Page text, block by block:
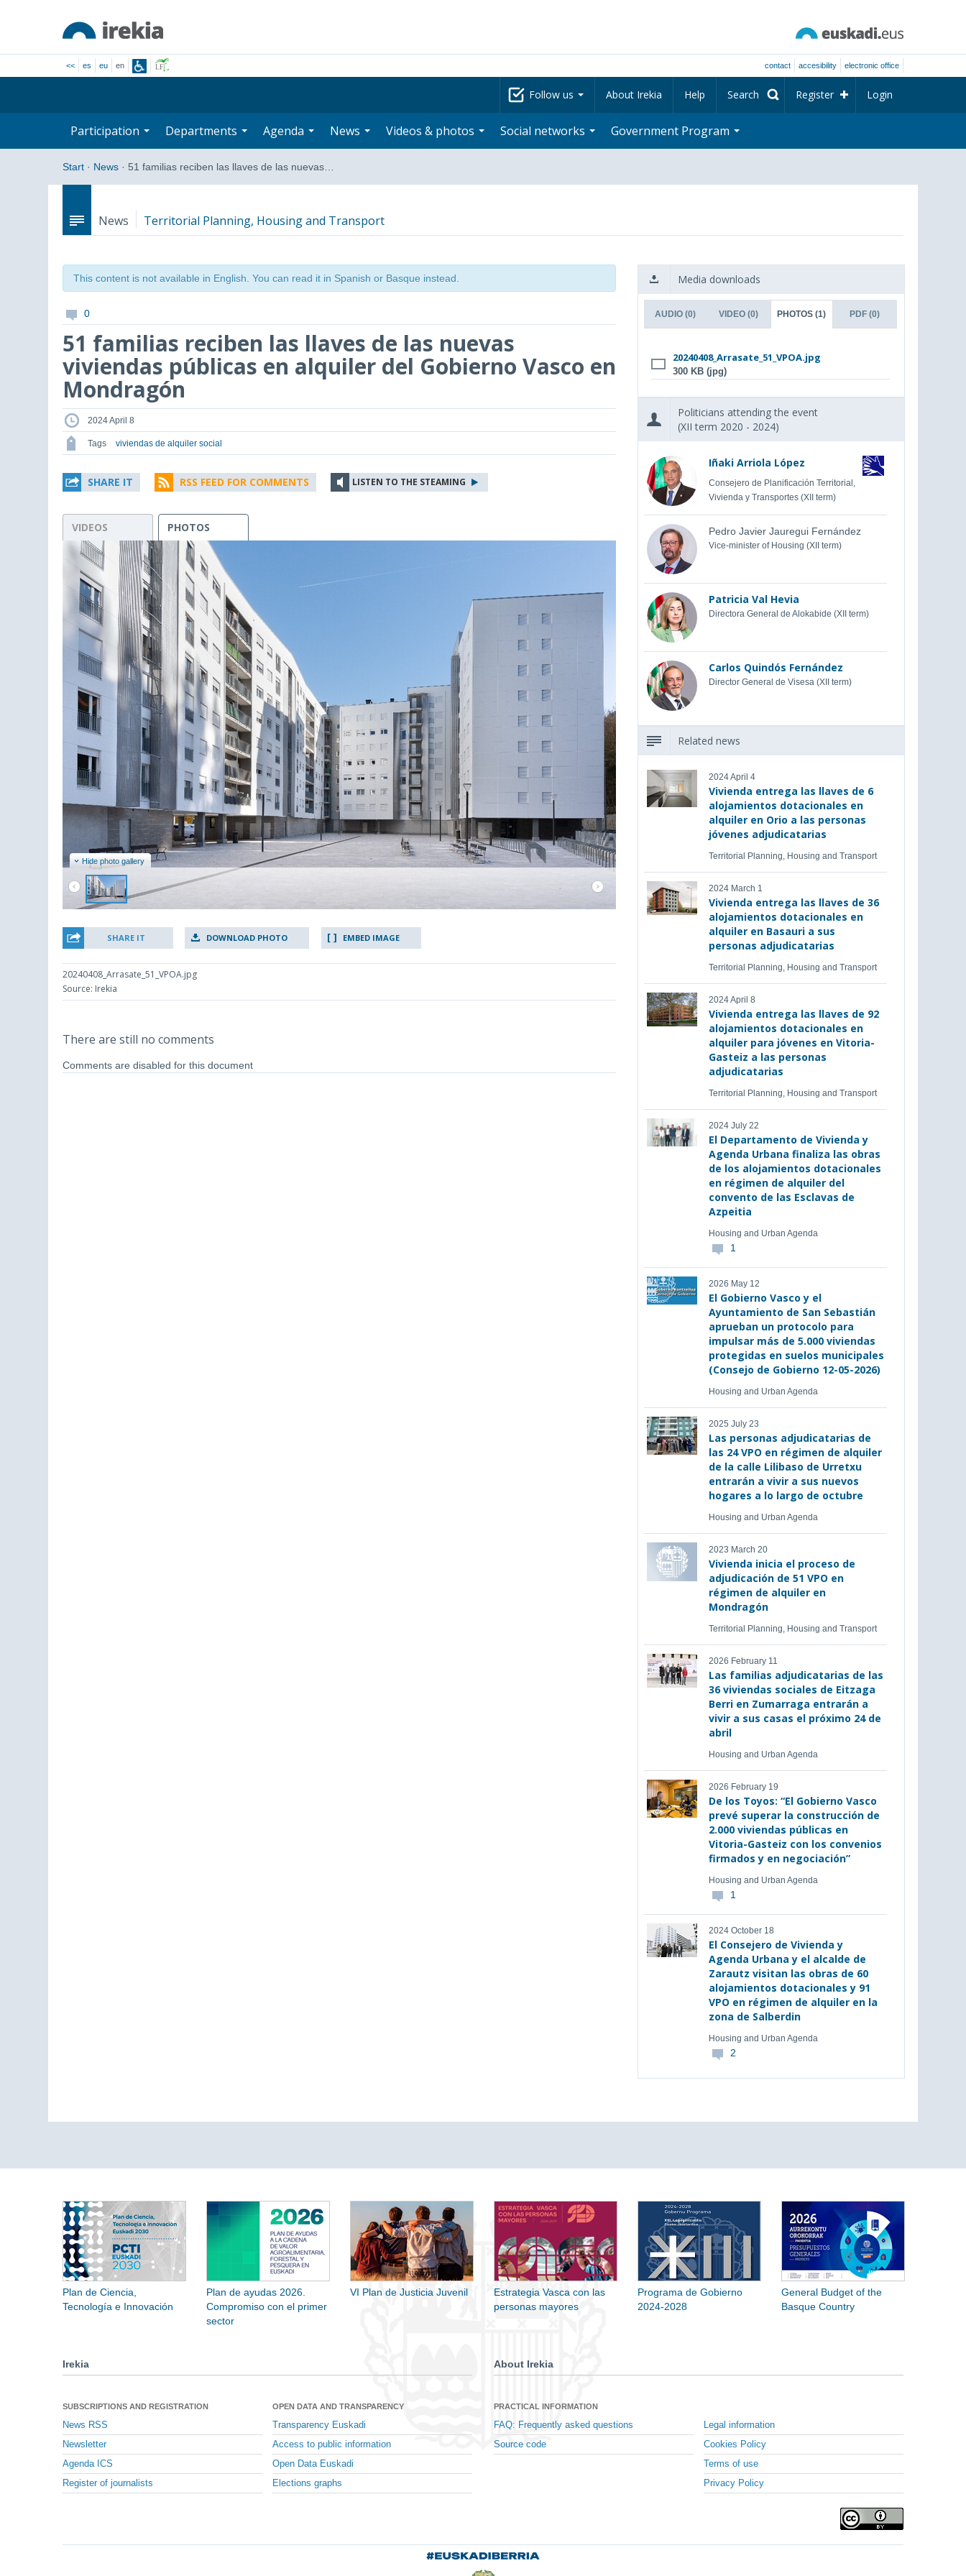
<< es eu en contact accesibility electronic office
Follow us About Irekia Help Search Register Login
Participation Departments Agenda News Videos & photos Social networks Government Program
Start · News · 51 familias reciben las llaves de las nuevas…
News Territorial Planning, Housing and Transport
This content is not available in English. You can read it in Spanish or Basque instead.
0
51 familias reciben las llaves de las nuevas
viviendas públicas en alquiler del Gobierno Vasco en
Mondragón
2024 April 8
Tags viviendas de alquiler social
SHARE IT RSS FEED FOR COMMENTS LISTEN TO THE STEAMING
VIDEOS PHOTOS
Hide photo gallery
SHARE IT DOWNLOAD PHOTO EMBED IMAGE
20240408_Arrasate_51_VPOA.jpg
Source: Irekia
There are still no comments
Comments are disabled for this document
Media downloads
AUDIO(0) VIDEO(0) PHOTOS (1) PDF (0)
20240408_Arrasate_51_VPOA.jpg
300 KB (jpg)
Politicians attending the event
(XII term 2020 - 2024)
Iñaki Arriola López
Consejero de Planificación Territorial,
Vivienda y Transportes (XII term)
Pedro Javier Jauregui Fernández
Vice-minister of Housing (XII term)
Patricia Val Hevia
Directora General de Alokabide (XII term)
Carlos Quindós Fernández
Director General de Visesa (XII term)
Related news
2024 April 4
Vivienda entrega las llaves de 6
alojamientos dotacionales en
alquiler en Orio a las personas
jóvenes adjudicatarias
Territorial Planning, Housing and Transport
2024 March 1
Vivienda entrega las llaves de 36
alojamientos dotacionales en
alquiler en Basauri a sus
personas adjudicatarias
Territorial Planning, Housing and Transport
2024 April 8
Vivienda entrega las llaves de 92
alojamientos dotacionales en
alquiler para jóvenes en Vitoria-
Gasteiz a las personas
adjudicatarias
Territorial Planning, Housing and Transport
2024 July 22
El Departamento de Vivienda y
Agenda Urbana finaliza las obras
de los alojamientos dotacionales
en régimen de alquiler del
convento de las Esclavas de
Azpeitia
Housing and Urban Agenda
1
2026 May 12
El Gobierno Vasco y el
Ayuntamiento de San Sebastián
aprueban un protocolo para
impulsar más de 5.000 viviendas
protegidas en suelos municipales
(Consejo de Gobierno 12-05-2026)
Housing and Urban Agenda
2025 July 23
Las personas adjudicatarias de
las 24 VPO en régimen de alquiler
de la calle Lilibaso de Urretxu
entrarán a vivir a sus nuevos
hogares a lo largo de octubre
Housing and Urban Agenda
2023 March 20
Vivienda inicia el proceso de
adjudicación de 51 VPO en
régimen de alquiler en
Mondragón
Territorial Planning, Housing and Transport
2026 February 11
Las familias adjudicatarias de las
36 viviendas sociales de Eitzaga
Berri en Zumarraga entrarán a
vivir a sus casas el próximo 24 de
abril
Housing and Urban Agenda
2026 February 19
De los Toyos: “El Gobierno Vasco
prevé superar la construcción de
2.000 viviendas públicas en
Vitoria-Gasteiz con los convenios
firmados y en negociación”
Housing and Urban Agenda
1
2024 October 18
El Consejero de Vivienda y
Agenda Urbana y el alcalde de
Zarautz visitan las obras de 60
alojamientos dotacionales y 91
VPO en régimen de alquiler en la
zona de Salberdin
Housing and Urban Agenda
2
Plan de Ciencia,
Tecnología e Innovación
Plan de ayudas 2026.
Compromiso con el primer
sector
VI Plan de Justicia Juvenil
Estrategia Vasca con las
personas mayores
Programa de Gobierno
2024-2028
General Budget of the
Basque Country
Irekia
SUBSCRIPTIONS AND REGISTRATION
News RSS
Newsletter
Agenda ICS
Register of journalists
OPEN DATA AND TRANSPARENCY
Transparency Euskadi
Access to public information
Open Data Euskadi
Elections graphs
About Irekia
PRACTICAL INFORMATION
FAQ: Frequently asked questions
Source code
Legal information
Cookies Policy
Terms of use
Privacy Policy